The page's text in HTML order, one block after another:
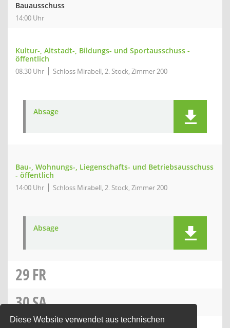
Diese Website verwendet aus technischen
Bauausschuss
14:00 Uhr
Kultur-, Altstadt-, Bildungs- und Sportausschuss -
öffentlich
08:30 Uhr Schloss Mirabell, 2. Stock, Zimmer 200
Absage
Bau-, Wohnungs-, Liegenschafts- und Betriebsausschuss
- öffentlich
14:00 Uhr Schloss Mirabell, 2. Stock, Zimmer 200
Absage
29FR
30SA